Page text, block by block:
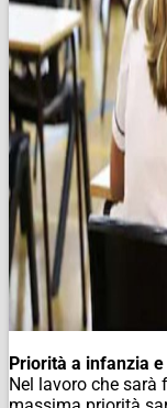
Priorità a infanzia
Nel lavoro che sarà